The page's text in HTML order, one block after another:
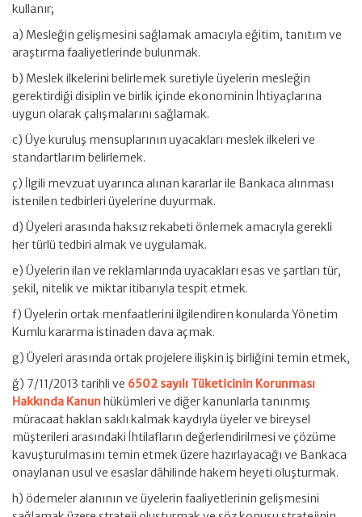
kullanır;
a) Mesleğin gelişmesini sağlamak amacıyla eğitim, tanıtım ve
araştırma faaliyetlerinde bulunmak.
b) Meslek ilkelerini belirlemek suretiyle üyelerin mesleğin
gerektirdiği disiplin ve birlik içinde ekonominin İhtiyaçlarına
uygun olarak çalışmalarını sağlamak.
c) Üye kuruluş mensuplarının uyacakları meslek ilkeleri ve
standartlarım belirlemek.
ç) İlgili mevzuat uyarınca alınan kararlar ile Bankaca alınması
istenilen tedbirleri üyelerine duyurmak.
d) Üyeleri arasında haksız rekabeti önlemek amacıyla gerekli
her türlü tedbiri almak ve uygulamak.
e) Üyelerin ilan ve reklamlarında uyacakları esas ve şartları tür,
şekil, nitelik ve miktar itibarıyla tespit etmek.
f) Üyelerin ortak menfaatlerini ilgilendiren konularda Yönetim
Kumlu kararma istinaden dava açmak.
g) Üyeleri arasında ortak projelere ilişkin iş birliğini temin etmek,
ğ) 7/11/2013 tarihli ve 6502 sayılı Tüketicinin Korunması
Hakkında Kanunhükümleri ve diğer kanunlarla tanınmış
müracaat haklan saklı kalmak kaydıyla üyeler ve bireysel
müşterileri arasındaki İhtilafların değerlendirilmesi ve çözüme
kavuşturulmasını temin etmek üzere hazırlayacağı ve Bankaca
onaylanan usul ve esaslar dâhilinde hakem heyeti oluşturmak.
h) ödemeler alanının ve üyelerin faaliyetlerinin gelişmesini